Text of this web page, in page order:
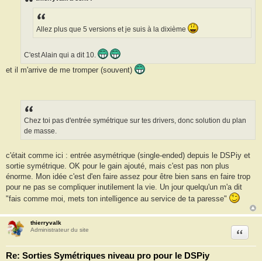
Allez plus que 5 versions et je suis à la dixième
C'est Alain qui a dit 10.
et il m'arrive de me tromper (souvent)
Chez toi pas d'entrée symétrique sur tes drivers, donc solution du plan
de masse.
c'était comme ici : entrée asymétrique (single-ended) depuis le DSPiy et
sortie symétrique. OK pour le gain ajouté, mais c'est pas non plus
énorme. Mon idée c'est d'en faire assez pour être bien sans en faire trop
pour ne pas se compliquer inutilement la vie. Un jour quelqu'un m'a dit
"fais comme moi, mets ton intelligence au service de ta paresse"
thierryvalk
Administrateur du site
Re: Sorties Symétriques niveau pro pour le DSPiy
Citation